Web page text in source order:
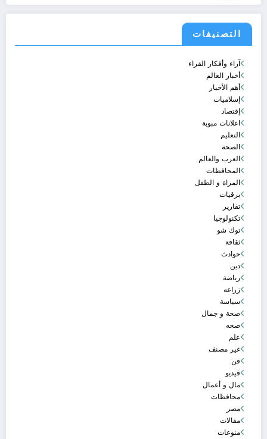
التصنيفات
آراء وأفكار القراء
أخبار العالم
أهم الأخبار
إسلاميات
إقتصاد
اعلانات مبوبة
التعليم
الصحة
العرب والعالم
المحافظات
المراة و الطفل
برقيات
تقارير
تكنولوجيا
توك شو
ثقافة
حوادث
دين
رياضة
زراعه
سياسة
صحة و جمال
صحه
علم
غير مصنف
فن
فيديو
مال و أعمال
محافظات
مصر
مقالات
منوعات